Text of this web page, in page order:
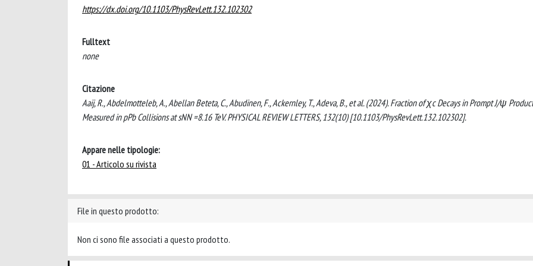
https://dx.doi.org/10.1103/PhysRevLett.132.102302
Fulltext
none
Citazione
Aaij, R., Abdelmotteleb, A., Abellan Beteta, C., Abudinen, F., Ackernley, T., Adeva, B., et al. (2024). Fraction of χc Decays in Prompt J/ψ
Measured in pPb Collisions at sNN =8.16 TeV. PHYSICAL REVIEW LETTERS, 132(10) [10.1103/PhysRevLett.132.102302].
Appare nelle tipologie:
01 - Articolo su rivista
File in questo prodotto:
Non ci sono file associati a questo prodotto.